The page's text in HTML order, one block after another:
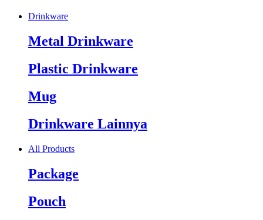
Drinkware
Metal Drinkware
Plastic Drinkware
Mug
Drinkware Lainnya
All Products
Package
Pouch